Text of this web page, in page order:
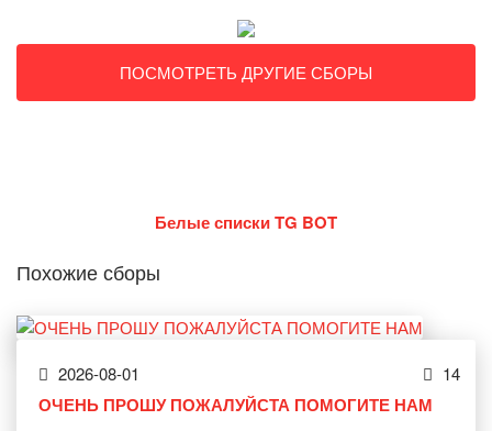
ПОСМОТРЕТЬ ДРУГИЕ СБОРЫ
Белые списки TG BOT
Похожие сборы
2026-08-01 14
ОЧЕНЬ ПРОШУ ПОЖАЛУЙСТА ПОМОГИТЕ НАМ